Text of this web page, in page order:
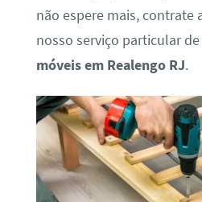
não espere mais, contrate
nosso serviço particular de
móveis em Realengo RJ.